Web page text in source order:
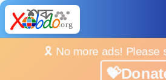
🎗️ No more ads! Please